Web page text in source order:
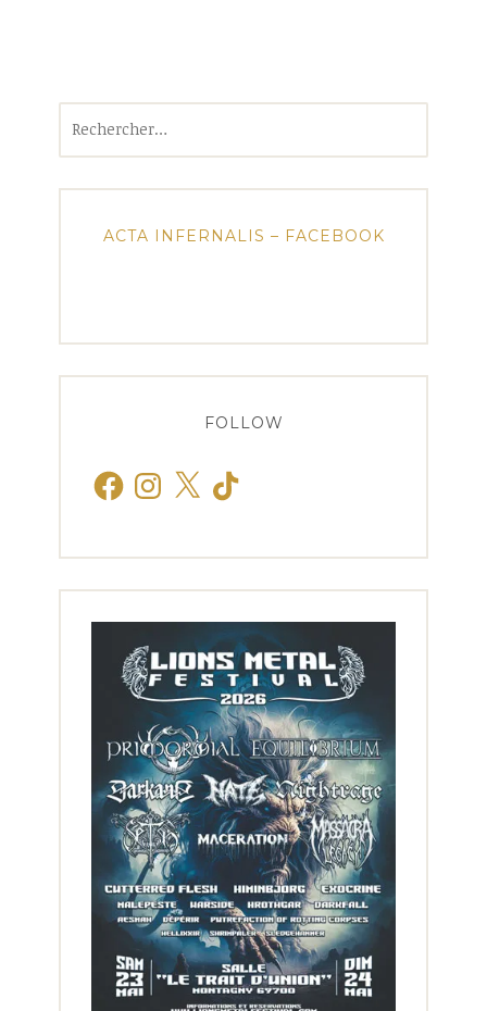
ACTA INFERNALIS – FACEBOOK
FOLLOW
FacebookInstagram
X TikTok